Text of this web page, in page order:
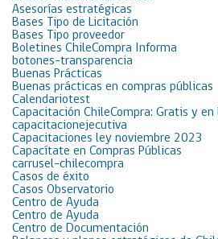
Asesorías estratégicas
Bases Tipo de Licitación
Bases Tipo proveedor
Boletines ChileCompra Informa
botones-transparencia
Buenas Prácticas
Buenas prácticas en compras públicas
Calendariotest
Capacitación ChileCompra: Gratis y en
capacitacionejecutiva
Capacitaciones ley noviembre 2023
Capacítate en Compras Públicas
carrusel-chilecompra
Casos de éxito
Casos Observatorio
Centro de Ayuda
Centro de Ayuda
Centro de Documentación